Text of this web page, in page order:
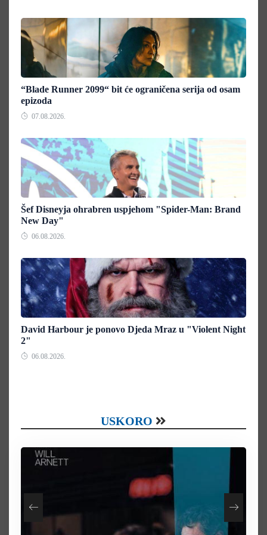
“Blade Runner 2099“ bit će ograničena serija od osam
epizoda
07.08.2026.
Šef Disneyja ohrabren uspjehom "Spider-Man: Brand
New Day"
06.08.2026.
David Harbour je ponovo Djeda Mraz u "Violent Night
2"
06.08.2026.
USKORO